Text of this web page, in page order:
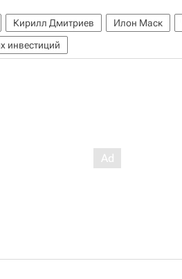
Кирилл Дмитриев Илон Маск
инвестиций